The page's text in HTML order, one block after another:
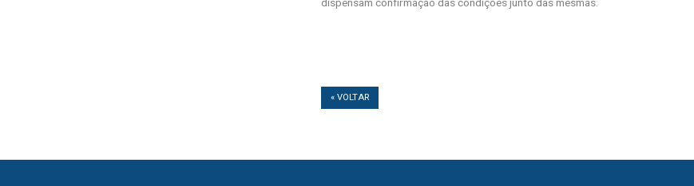
dispensam confirmação das condições junto das mesmas.
« VOLTAR